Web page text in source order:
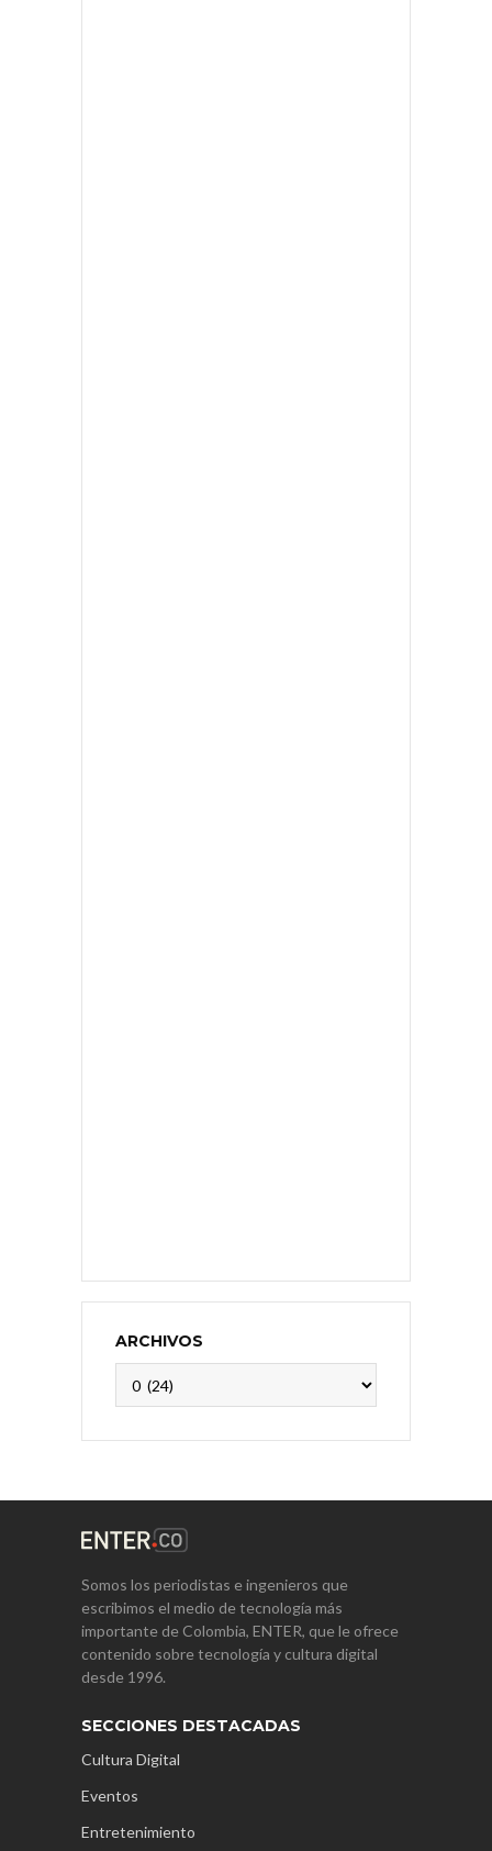
ARCHIVOS
Somos los periodistas e ingenieros que
escribimos el medio de tecnología más
importante de Colombia, ENTER, que le ofrece
contenido sobre tecnología y cultura digital
desde 1996.
SECCIONES DESTACADAS
Cultura Digital
Eventos
Entretenimiento